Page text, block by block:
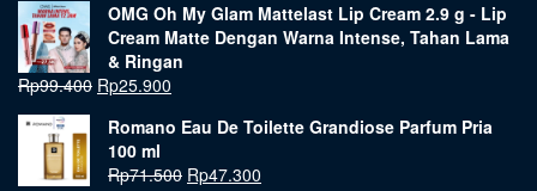
OMG Oh My Glam Mattelast Lip Cream 2.9 g - Lip
Cream Matte Dengan Warna Intense, Tahan Lama
& Ringan
Rp99.400 Rp25.900
Romano Eau De Toilette Grandiose Parfum Pria
100 ml
Rp71.500 Rp47.300